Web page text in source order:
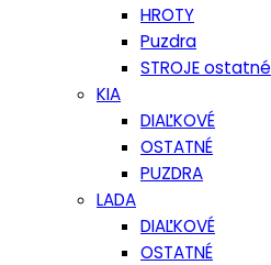
HROTY
Puzdra
STROJE ostatné
KIA
DIAĽKOVÉ
OSTATNÉ
PUZDRA
LADA
DIAĽKOVÉ
OSTATNÉ